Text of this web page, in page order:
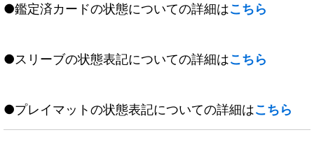
●鑑定済カードの状態についての詳細はこちら
●スリーブの状態表記についての詳細はこちら
●プレイマットの状態表記についての詳細はこちら